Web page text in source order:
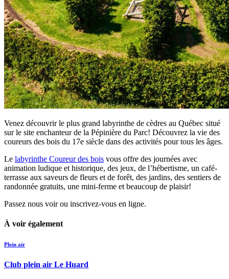
Venez découvrir le plus grand labyrinthe de cèdres au Québec situé
sur le site enchanteur de la Pépinière du Parc! Découvrez la vie des
coureurs des bois du 17e siècle dans des activités pour tous les âges.
Le labyrinthe Coureur des bois vous offre des journées avec
animation ludique et historique, des jeux, de l’hébertisme, un café-
terrasse aux saveurs de fleurs et de forêt, des jardins, des sentiers de
randonnée gratuits, une mini-ferme et beaucoup de plaisir!
Passez nous voir ou inscrivez-vous en ligne.
À voir également
Plein air
Club plein air Le Huard